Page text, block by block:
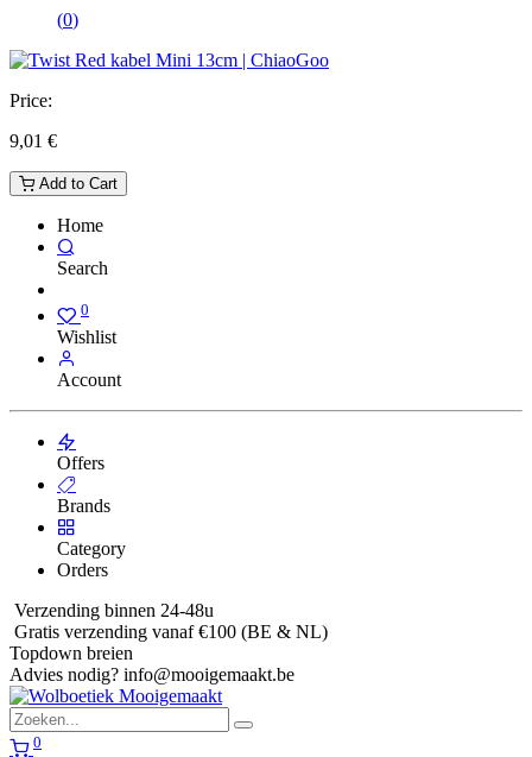
(0)
Price:
9,01 €
Add to Cart
Home
Search
0
Wishlist
Account
Offers
Brands
Category
Orders
Verzending binnen 24-48u
Gratis verzending vanaf €100 (BE & NL)
Topdown breien
Advies nodig? info@mooigemaakt.be
0